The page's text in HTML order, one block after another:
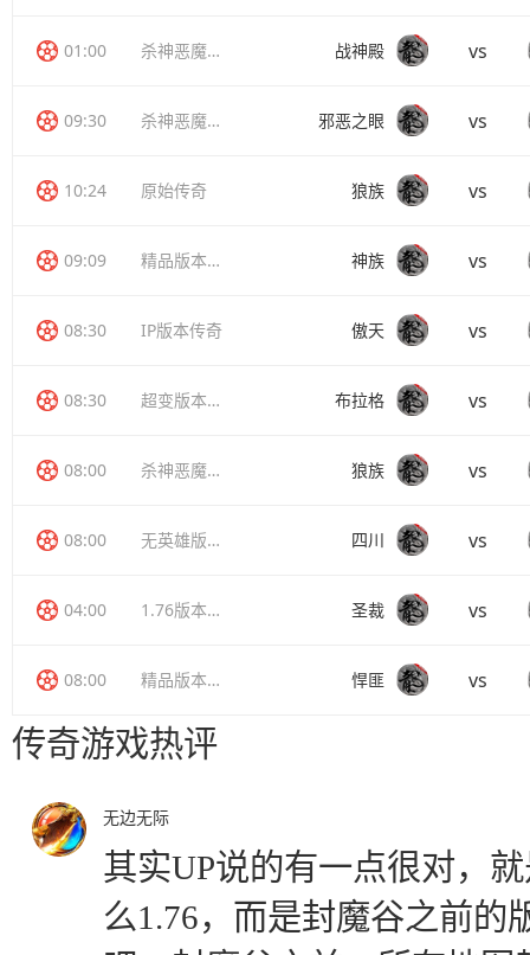
01:00 杀神恶魔传奇 战神殿 vs
09:30 杀神恶魔传奇 邪恶之眼 vs
10:24 原始传奇 狼族 vs
09:09 精品版本传奇 神族 vs
08:30 IP版本传奇 傲天 vs
08:30 超变版本传奇 布拉格 vs
08:00 杀神恶魔传奇 狼族 vs
08:00 无英雄版传奇 四川 vs
04:00 1.76版本传奇 圣裁 vs
08:00 精品版本传奇 悍匪 vs
传奇游戏热评
无边无际
其实UP说的有一点很对，
么1.76，而是封魔谷之前的